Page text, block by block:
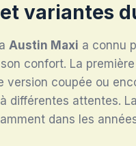
variantes
Austin Maxi a connu
confort. La
version coupée ou
différentes attentes.
dans les